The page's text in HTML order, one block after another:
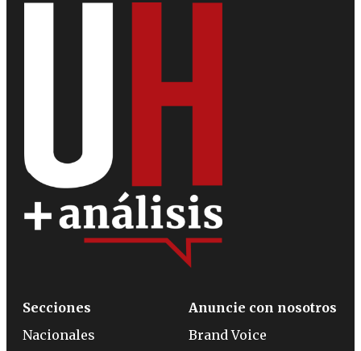
Secciones
Nacionales
Anuncie con nosotros
Brand Voice